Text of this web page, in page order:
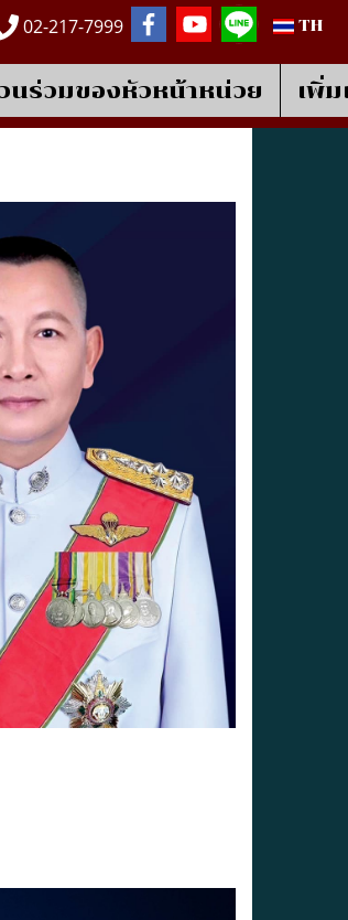
02-217-7999 TH
นร่วมของหัวหน้าหน่วย เพิ่